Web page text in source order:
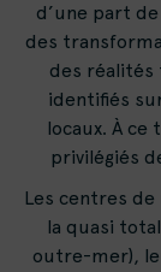
d’une part
des
des réalités
identifiés
locaux. À
privilégiés
Les centres
la quasi
outre-mer),